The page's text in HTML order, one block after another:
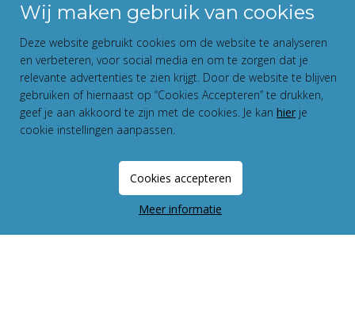
Wij maken gebruik van cookies
Deze website gebruikt cookies om de website te analyseren
en verbeteren, voor social media en om te zorgen dat je
relevante advertenties te zien krijgt. Door de website te blijven
gebruiken of hiernaast op “Cookies Accepteren” te drukken,
geef je aan akkoord te zijn met de cookies. Je kan hier je
cookie instellingen aanpassen.
Cookies accepteren
Meer informatie